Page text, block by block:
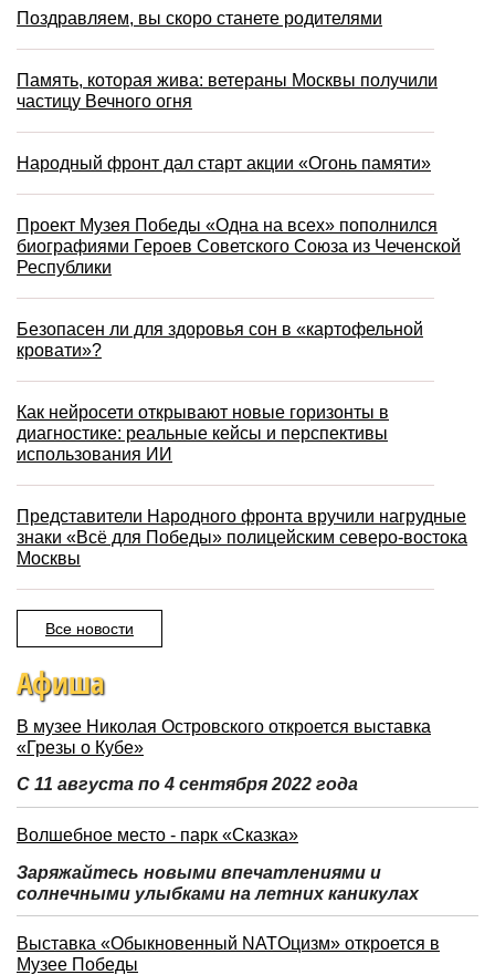
Поздравляем, вы скоро станете родителями
Память, которая жива: ветераны Москвы получили
частицу Вечного огня
Народный фронт дал старт акции «Огонь памяти»
Проект Музея Победы «Одна на всех» пополнился
биографиями Героев Советского Союза из Чеченской
Республики
Безопасен ли для здоровья сон в «картофельной
кровати»?
Как нейросети открывают новые горизонты в
диагностике: реальные кейсы и перспективы
использования ИИ
Представители Народного фронта вручили нагрудные
знаки «Всё для Победы» полицейским северо-востока
Москвы
Все новости
Афиша
В музее Николая Островского откроется выставка
«Грезы о Кубе»
С 11 августа по 4 сентября 2022 года
Волшебное место - парк «Сказка»
Заряжайтесь новыми впечатлениями и
солнечными улыбками на летних каникулах
Выставка «Обыкновенный NATOцизм» откроется в
Музее Победы